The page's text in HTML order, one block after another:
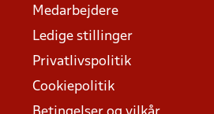
Medarbejdere
Ledige stillinger
Privatlivspolitik
Cookiepolitik